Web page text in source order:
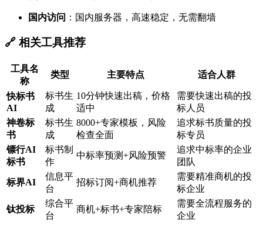
国内访问 ：国内服务器，高速稳定，无需翻墙
🔗 相关工具推荐
工具名
称
类型 主要特点 适合人群
快标书
AI
标书生
成
10分钟快速出稿，价格
适中
需要快速出稿的投
标人员
神卷标
书
标书生
成
8000+专家模板，风险
检查全面
追求标书质量的投
标专员
镖行AI
标书
标书制
作
中标率预测+风险预警
追求中标率的企业
团队
标界AI
信息平
台
招标订阅+商机推荐
需要精准商机的投
标企业
钛投标
综合平
台
商机+标书+专家陪标
需要全流程服务的
企业